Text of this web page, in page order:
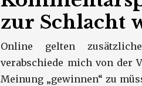
zur Schlacht
Online gelten
verabschiede mich von der
Meinung „gewinnen“ zu